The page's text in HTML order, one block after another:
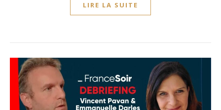
LIRE LA SUITE